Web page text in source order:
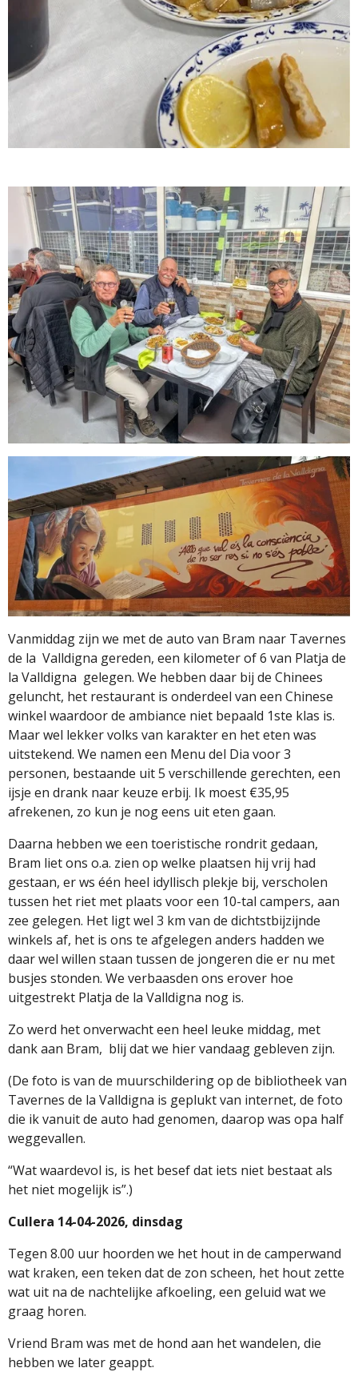
Vanmiddag zijn we met de auto van Bram naar Tavernes
de la Valldigna gereden, een kilometer of 6 van Platja de
la Valldigna gelegen. We hebben daar bij de Chinees
geluncht, het restaurant is onderdeel van een Chinese
winkel waardoor de ambiance niet bepaald 1ste klas is.
Maar wel lekker volks van karakter en het eten was
uitstekend. We namen een Menu del Dia voor 3
personen, bestaande uit 5 verschillende gerechten, een
ijsje en drank naar keuze erbij. Ik moest €35,95
afrekenen, zo kun je nog eens uit eten gaan.
Daarna hebben we een toeristische rondrit gedaan,
Bram liet ons o.a. zien op welke plaatsen hij vrij had
gestaan, er ws één heel idyllisch plekje bij, verscholen
tussen het riet met plaats voor een 10-tal campers, aan
zee gelegen. Het ligt wel 3 km van de dichtstbijzijnde
winkels af, het is ons te afgelegen anders hadden we
daar wel willen staan tussen de jongeren die er nu met
busjes stonden. We verbaasden ons erover hoe
uitgestrekt Platja de la Valldigna nog is.
Zo werd het onverwacht een heel leuke middag, met
dank aan Bram, blij dat we hier vandaag gebleven zijn.
(De foto is van de muurschildering op de bibliotheek van
Tavernes de la Valldigna is geplukt van internet, de foto
die ik vanuit de auto had genomen, daarop was opa half
weggevallen.
“Wat waardevol is, is het besef dat iets niet bestaat als
het niet mogelijk is”.)
Cullera 14-04-2026, dinsdag
Tegen 8.00 uur hoorden we het hout in de camperwand
wat kraken, een teken dat de zon scheen, het hout zette
wat uit na de nachtelijke afkoeling, een geluid wat we
graag horen.
Vriend Bram was met de hond aan het wandelen, die
hebben we later geappt.